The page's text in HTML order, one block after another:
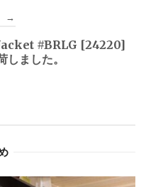
→
#BRLG [24220]
ました。